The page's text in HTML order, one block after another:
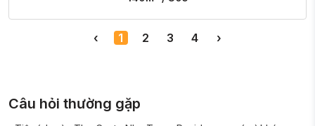
‹ 1 2 3 4 ›
Câu hỏi thường gặp